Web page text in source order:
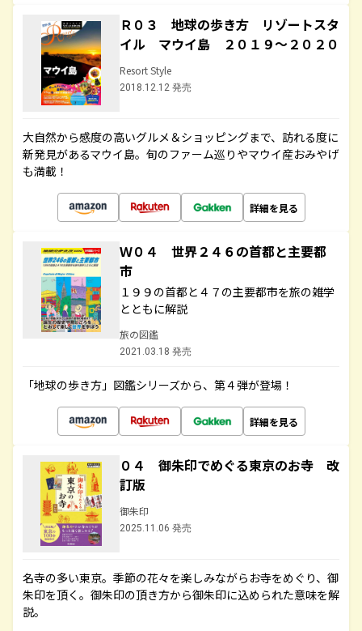
Ｒ０３ 地球の歩き方 リゾートスタ
イル マウイ島 ２０１９～２０２０
Resort Style
2018.12.12 発売
大自然から感度の高いグルメ＆ショッピングまで、訪れる度に
新発見があるマウイ島。旬のファーム巡りやマウイ産おみやげ
も満載！
詳細を見る
Ｗ０４ 世界２４６の首都と主要都
市
１９９の首都と４７の主要都市を旅の雑学
とともに解説
旅の図鑑
2021.03.18 発売
「地球の歩き方」図鑑シリーズから、第４弾が登場！
詳細を見る
０４ 御朱印でめぐる東京のお寺 改
訂版
御朱印
2025.11.06 発売
名寺の多い東京。季節の花々を楽しみながらお寺をめぐり、御
朱印を頂く。御朱印の頂き方から御朱印に込められた意味を解
説。